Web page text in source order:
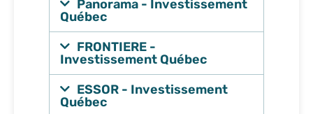
Panorama - Investissement
Québec
FRONTIERE -
Investissement Québec
ESSOR - Investissement
Québec